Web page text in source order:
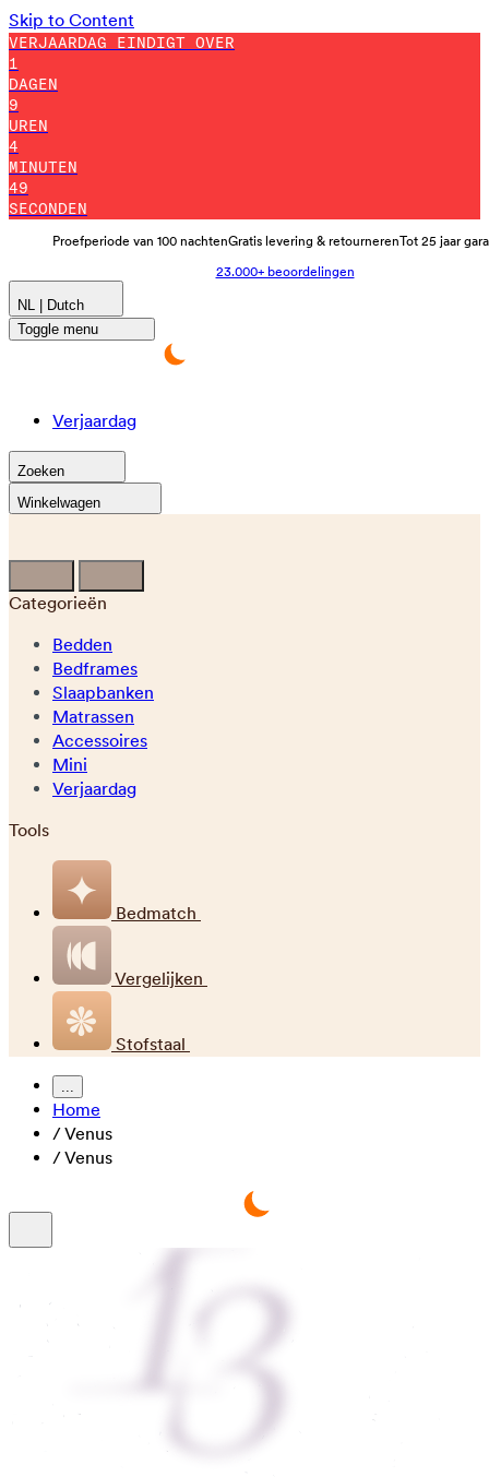
Skip to Content
VERJAARDAG EINDIGT OVER
1
DAGEN
9
UREN
4
MINUTEN
44
SECONDEN
Proefperiode van 100 nachtenGratis levering & retournerenTot 25 jaar
23.000+ beoordelingen
NL | Dutch
Toggle menu
Verjaardag
Zoeken
Winkelwagen
Categorieën
Bedden
Bedframes
Slaapbanken
Matrassen
Accessoires
Mini
Verjaardag
Tools
Bedmatch
Vergelijken
Stofstaal
...
Home
/Venus
/Venus